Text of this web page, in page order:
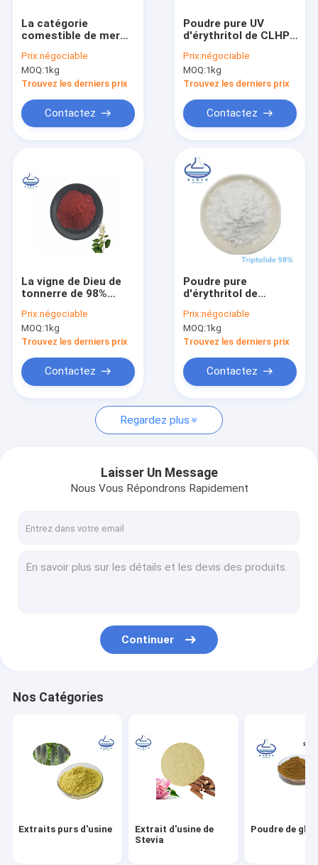
Vidéos
Au sujet de nous
Contactez-nous
Demandez une citation
Extraits purs d'usine
Poudre de glutathion
Poudre de Taxifolin
Poudre acide chlorogénique
Extrait organique de réglisse
Poudre de fibre alimentaire
Poudre d'édulcorant
La catégorie
comestible de mer
vieillissement de
concombre pour
améliorent
Prix:négociable
MOQ:1kg
Trouvez les derniers prix
Contactez
Poudre pure UV
d'érythritol de CLHP,
Huperzia Serrata
Prix:négociable
MOQ:1kg
Trouvez les derniers prix
Contactez
La vigne de Dieu de
tonnerre de 98%
la poudre rouge pour
des industries
cosmétiques
Prix:négociable
MOQ:1kg
Trouvez les derniers prix
Contactez
Poudre pure
d'érythritol de
extrait 34157-83-0 de
racine de
Tripterygium
Prix:négociable
MOQ:1kg
Trouvez les derniers prix
Contactez
Regardez plus
Laisser Un Message
Nous Vous Répondrons Rapidement
Continuer
Nos Catégories
Extraits purs d'usine
Extrait d'usine de
Stevia
Poudre de